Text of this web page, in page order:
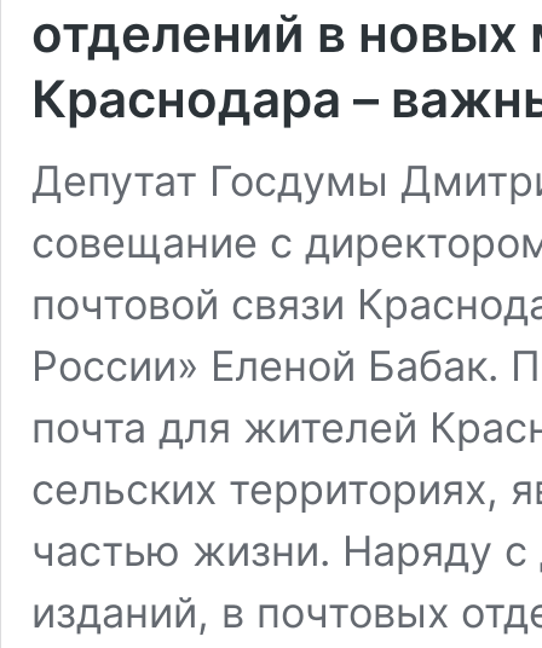
отделений в
Краснодара –
Депутат Госдумы
совещание с
почтовой связи
России» Еленой Бабак.
почта для жителей
сельских территориях,
частью жизни. Наряду с
изданий, в почтовых